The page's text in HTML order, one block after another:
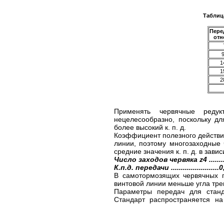
Применять червячные
нецелесообразно, поскольку
более высокий к. п. д.
Коэффициент полезного
линии, поэтому
средние значения к. п. д. в
Число заходов червяка z4
К.п.д. передачи
В самотормозящих червячных
винтовой линии меньше угла
Параметры передач для
Стандарт распространяется